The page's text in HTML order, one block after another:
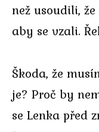
než usoudili,
aby se vzali.
Škoda, že
je? Proč by
se Lenka před